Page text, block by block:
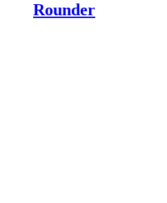
Rounder